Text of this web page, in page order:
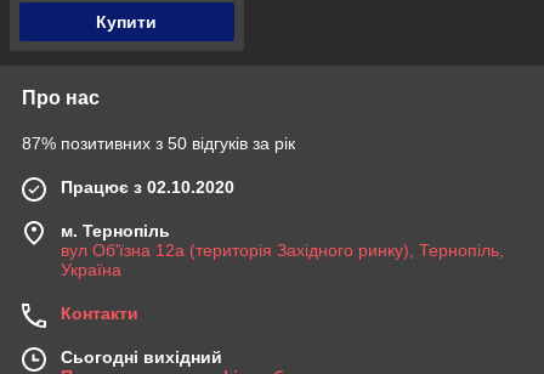
Купити
Про нас
87% позитивних з 50 відгуків за рік
Працює з 02.10.2020
м. Тернопіль
вул Об'їзна 12а (територія Західного ринку), Тернопіль,
Україна
Контакти
Сьогодні вихідний